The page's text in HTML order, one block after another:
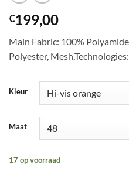
€199,00
Main Fabric: 100%
Polyester,
Kleur
Maat
17 op voorraad